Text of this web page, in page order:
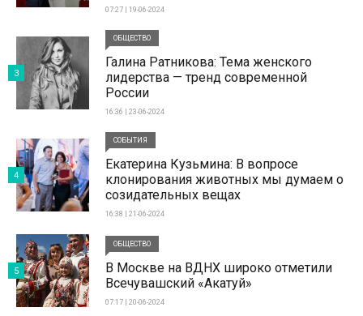
07:27 | 19-06-2024
ОБЩЕСТВО
Галина Ратникова: Тема женского
лидерства — тренд современной
России
16:36 | 23-06-2024
3
СОБЫТИЯ
Екатерина Кузьмина: В вопросе
клонирования животных мы думаем о
созидательных вещах
16:38 | 21-06-2024
4
ОБЩЕСТВО
В Москве на ВДНХ широко отметили
Всечувашский «Акатуй»
07:17 | 20-06-2024
5